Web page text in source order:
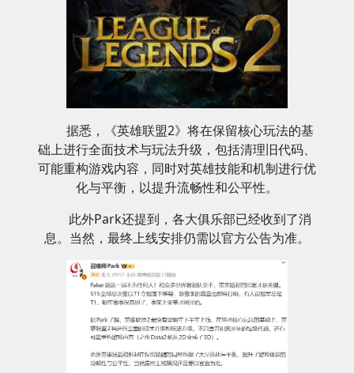
据悉，《英雄联盟2》将在保留核心玩法的基
础上进行全面技术与玩法升级，包括清理旧代码、
可能重构游戏内容，同时对英雄技能和机制进行优
化与平衡，以提升流畅性和公平性。
此外Park还提到，各大俱乐部已经收到了消
息。当然，最终上线安排仍需以官方公告为准。